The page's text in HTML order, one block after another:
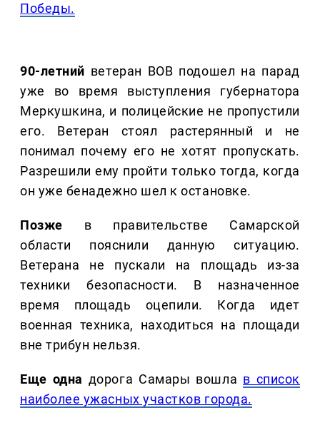
Победы.
90-летний ветеран ВОВ подошел на парад
уже во время выступления губернатора
Меркушкина, и полицейские не пропустили
его. Ветеран стоял растерянный и не
понимал почему его не хотят пропускать.
Разрешили ему пройти только тогда, когда
он уже бенадежно шел к остановке.
Позже в правительстве Самарской
области пояснили данную ситуацию.
Ветерана не пускали на площадь из-за
техники безопасности. В назначенное
время площадь оцепили. Когда идет
военная техника, находиться на площади
вне трибун нельзя.
Еще одна дорога Самары вошла в список
наиболее ужасных участков города.